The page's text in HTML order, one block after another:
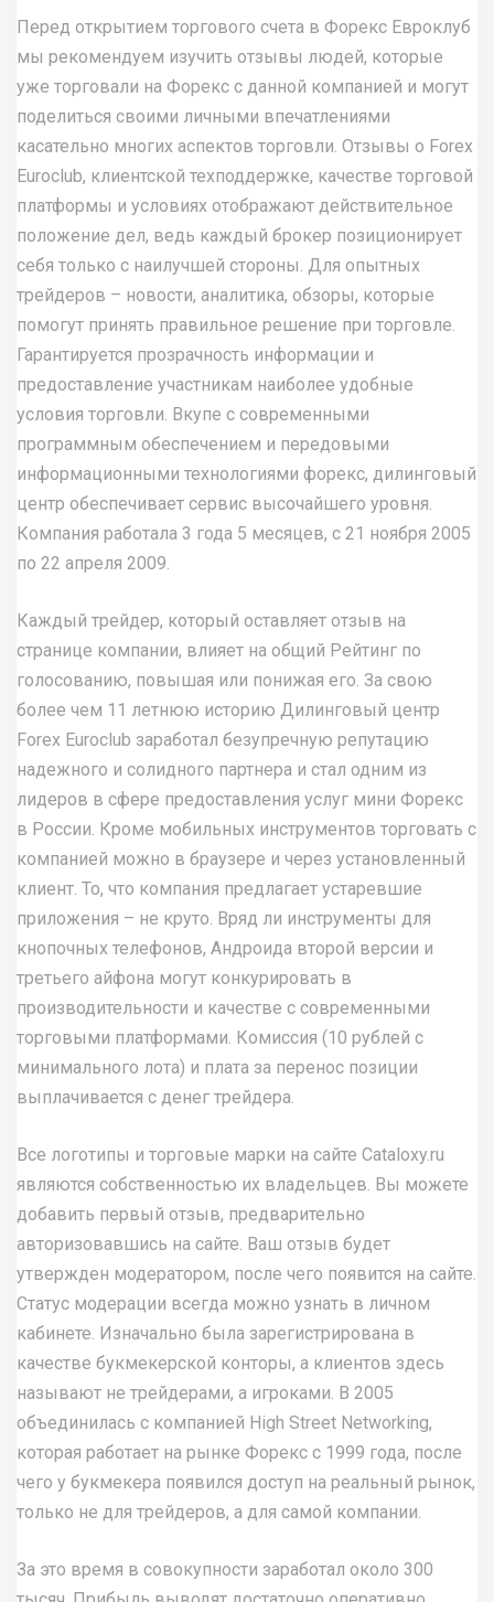
Перед открытием торгового счета в Форекс Евроклуб
мы рекомендуем изучить отзывы людей, которые
уже торговали на Форекс с данной компанией и могут
поделиться своими личными впечатлениями
касательно многих аспектов торговли. Отзывы о Forex
Euroclub, клиентской техподдержке, качестве торговой
платформы и условиях отображают действительное
положение дел, ведь каждый брокер позиционирует
себя только с наилучшей стороны. Для опытных
трейдеров – новости, аналитика, обзоры, которые
помогут принять правильное решение при торговле.
Гарантируется прозрачность информации и
предоставление участникам наиболее удобные
условия торговли. Вкупе с современными
программным обеспечением и передовыми
информационными технологиями форекс, дилинговый
центр обеспечивает сервис высочайшего уровня.
Компания работала 3 года 5 месяцев, с 21 ноября 2005
по 22 апреля 2009.
Каждый трейдер, который оставляет отзыв на
странице компании, влияет на общий Рейтинг по
голосованию, повышая или понижая его. За свою
более чем 11 летнюю историю Дилинговый центр
Forex Euroclub заработал безупречную репутацию
надежного и солидного партнера и стал одним из
лидеров в сфере предоставления услуг мини Форекс
в России. Кроме мобильных инструментов торговать с
компанией можно в браузере и через установленный
клиент. То, что компания предлагает устаревшие
приложения – не круто. Вряд ли инструменты для
кнопочных телефонов, Андроида второй версии и
третьего айфона могут конкурировать в
производительности и качестве с современными
торговыми платформами. Комиссия (10 рублей с
минимального лота) и плата за перенос позиции
выплачивается с денег трейдера.
Все логотипы и торговые марки на сайте Cataloxy.ru
являются собственностью их владельцев. Вы можете
добавить первый отзыв, предварительно
авторизовавшись на сайте. Ваш отзыв будет
утвержден модератором, после чего появится на сайте.
Статус модерации всегда можно узнать в личном
кабинете. Изначально была зарегистрирована в
качестве букмекерской конторы, а клиентов здесь
называют не трейдерами, а игроками. В 2005
объединилась с компанией High Street Networking,
которая работает на рынке Форекс с 1999 года, после
чего у букмекера появился доступ на реальный рынок,
только не для трейдеров, а для самой компании.
За это время в совокупности заработал около 300